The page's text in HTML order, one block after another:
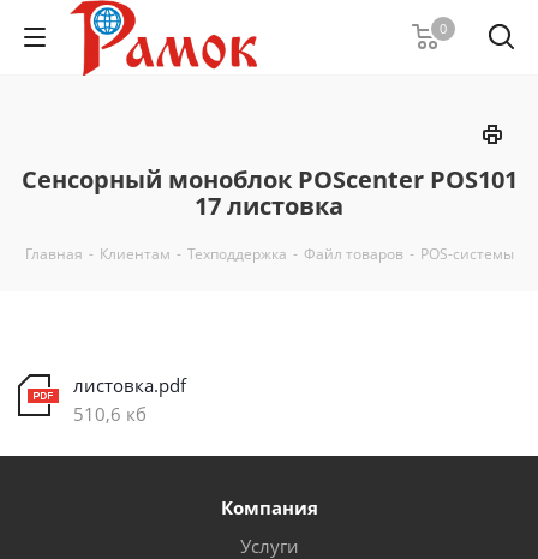
0
Сенсорный моноблок POScenter POS101
17 листовка
Главная - Клиентам - Техподдержка - Файл товаров - POS-системы
листовка.pdf
510,6 кб
Компания
Услуги